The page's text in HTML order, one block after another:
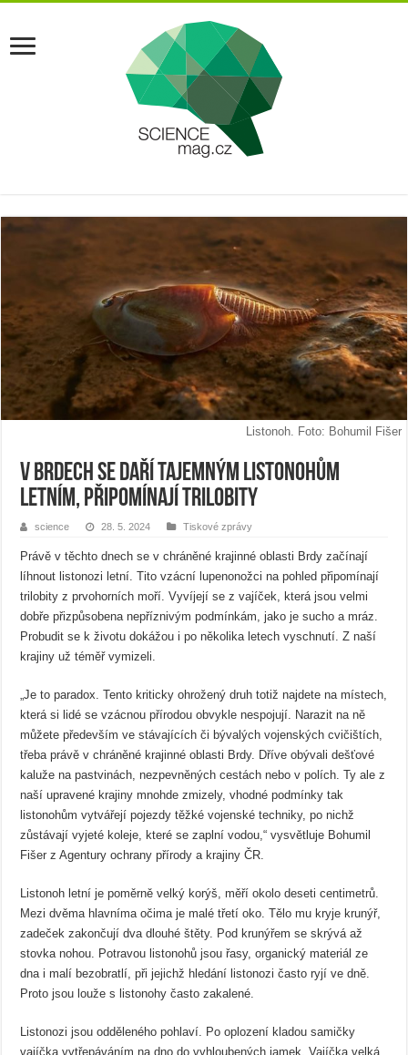
Listonoh. Foto: Bohumil Fišer
V Brdech se daří tajemným listonohům
letním, připomínají trilobity
science 28. 5. 2024 Tiskové zprávy
Právě v těchto dnech se v chráněné krajinné oblasti Brdy začínají
líhnout listonozi letní. Tito vzácní lupenonožci na pohled připomínají
trilobity z prvohorních moří. Vyvíjejí se z vajíček, která jsou velmi
dobře přizpůsobena nepříznivým podmínkám, jako je sucho a mráz.
Probudit se k životu dokážou i po několika letech vyschnutí. Z naší
krajiny už téměř vymizeli.
„Je to paradox. Tento kriticky ohrožený druh totiž najdete na místech,
která si lidé se vzácnou přírodou obvykle nespojují. Narazit na ně
můžete především ve stávajících či bývalých vojenských cvičištích,
třeba právě v chráněné krajinné oblasti Brdy. Dříve obývali dešťové
kaluže na pastvinách, nezpevněných cestách nebo v polích. Ty ale z
naší upravené krajiny mnohde zmizely, vhodné podmínky tak
listonohům vytvářejí pojezdy těžké vojenské techniky, po nichž
zůstávají vyjeté koleje, které se zaplní vodou,“ vysvětluje Bohumil
Fišer z Agentury ochrany přírody a krajiny ČR.
Listonoh letní je poměrně velký korýš, měří okolo deseti centimetrů.
Mezi dvěma hlavníma očima je malé třetí oko. Tělo mu kryje krunýř,
zadeček zakončují dva dlouhé štěty. Pod krunýřem se skrývá až
stovka nohou. Potravou listonohů jsou řasy, organický materiál ze
dna i malí bezobratlí, při jejichž hledání listonozi často ryjí ve dně.
Proto jsou louže s listonohy často zakalené.
Listonozi jsou odděleného pohlaví. Po oplození kladou samičky
vajíčka vytřepáváním na dno do vyhloubených jamek. Vajíčka velká